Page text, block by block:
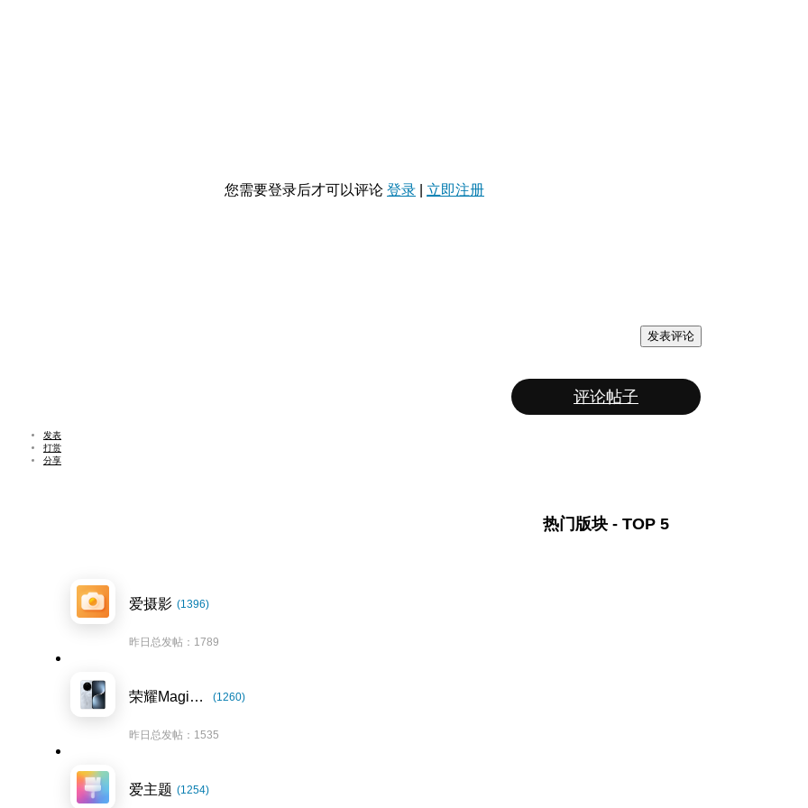
您需要登录后才可以评论 登录 立即注册
发表评论
评论帖子
发表
打赏
分享
热门版块 - TOP 5
爱摄影 (1396)
昨日总发帖：1789
荣耀Magic7系列 (1260)
昨日总发帖：1535
爱主题 (1254)